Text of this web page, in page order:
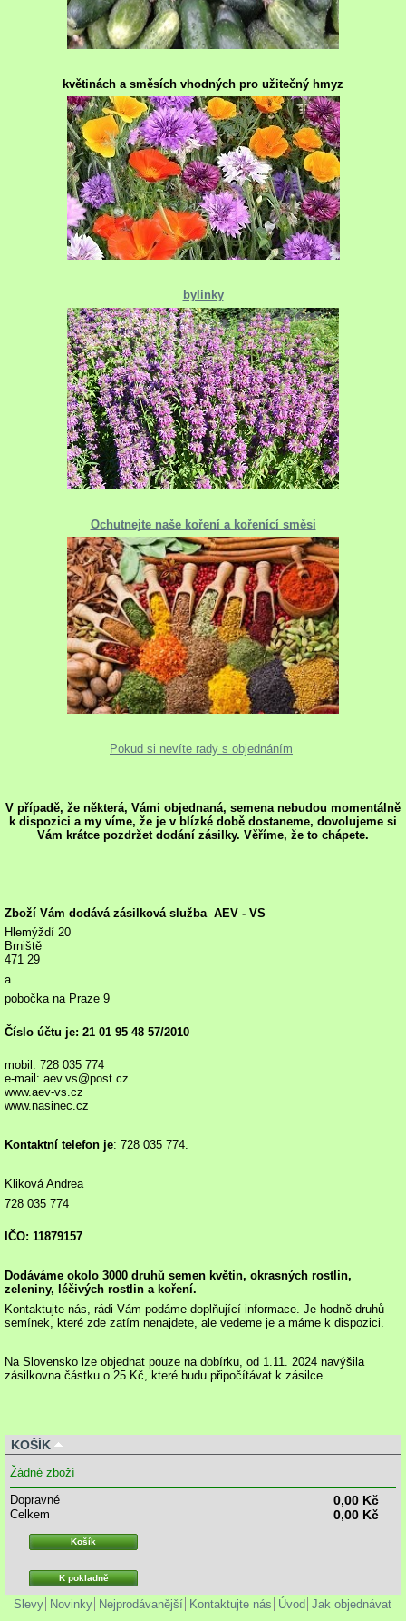
květinách a směsích vhodných pro užitečný hmyz
bylinky
Ochutnejte naše koření a kořenící směsi
Pokud si nevíte rady s objednáním
V případě, že některá, Vámi objednaná, semena nebudou momentálně
k dispozici a my víme, že je v blízké době dostaneme, dovolujeme si
Vám krátce pozdržet dodání zásilky. Věříme, že to chápete.
Zboží Vám dodává zásilková služba AEV - VS
Hlemýždí 20
Brniště
471 29
a
pobočka na Praze 9
Číslo účtu je: 21 01 95 48 57/2010
mobil: 728 035 774
e-mail: aev.vs@post.cz
www.aev-vs.cz
www.nasinec.cz
Kontaktní telefon je: 728 035 774.
Kliková Andrea
728 035 774
IČO: 11879157
Dodáváme okolo 3000 druhů semen květin, okrasných rostlin,
zeleniny, léčivých rostlin a koření.
Kontaktujte nás, rádi Vám podáme doplňující informace. Je hodně druhů
semínek, které zde zatím nenajdete, ale vedeme je a máme k dispozici.
Na Slovensko lze objednat pouze na dobírku, od 1.11. 2024 navýšila
zásilkovna částku o 25 Kč, které budu připočítávat k zásilce.
KOŠÍK
Žádné zboží
Dopravné
0,00 Kč
Celkem 0,00 Kč
Košík
K pokladně
Slevy Novinky Nejprodávanější Kontaktujte nás Úvod Jak objednávat